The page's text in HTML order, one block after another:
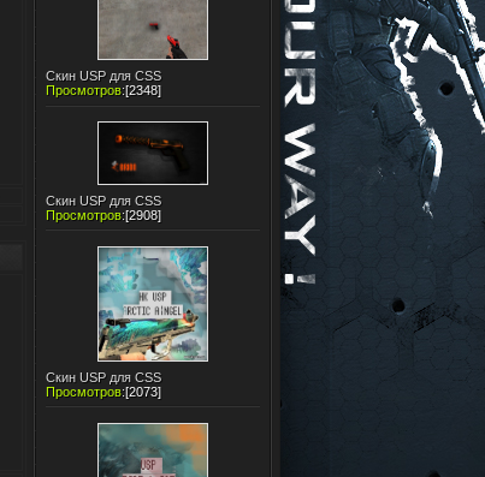
Скин USP для CSS
Просмотров:[2348]
Скин USP для CSS
Просмотров:[2908]
Скин USP для CSS
Просмотров:[2073]